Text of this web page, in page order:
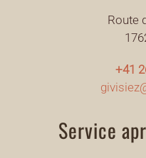
Route
+41
Service